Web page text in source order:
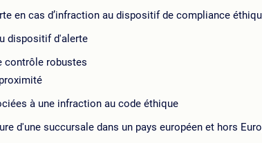
en cas d’infraction au dispositif de compliance
dispositif d'alerte
contrôle robustes
à une infraction au code éthique
d'une succursale dans un pays européen et hors